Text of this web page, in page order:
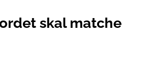
skal matche